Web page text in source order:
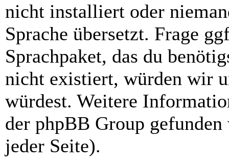
nicht installiert oder
Sprache übersetzt. Frage
Sprachpaket, das du
nicht existiert, würden wir
würdest. Weitere
der phpBB Group
jeder Seite).